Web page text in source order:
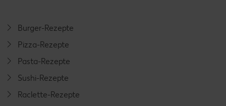
Burger-Rezepte
Pizza-Rezepte
Pasta-Rezepte
Sushi-Rezepte
Raclette-Rezepte